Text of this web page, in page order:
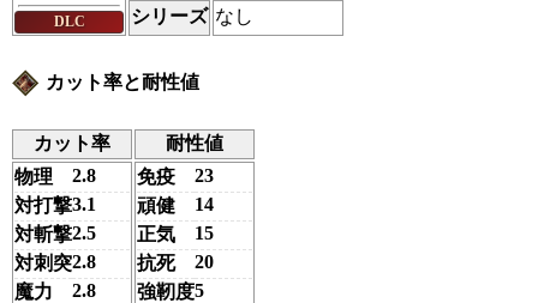
DLC
シリーズ なし
カット率と耐性値
カット率
耐性値
物理
2.8
対打撃3.1
対斬撃2.5
対刺突2.8
魔力
2.8
免疫
23
頑健
14
正気
15
抗死
20
強靭度5